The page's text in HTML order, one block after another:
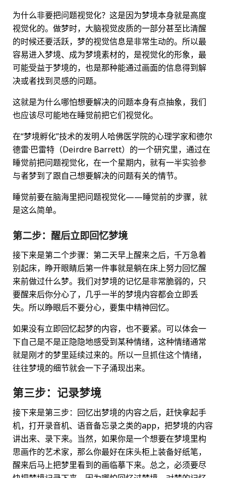
为什么非要把问题视觉化？这是因为梦境本身就是高度
视觉化的。做梦时，大脑视觉皮质的一部分甚至比清醒
的时候还要活跃，梦的视觉信息是非常生动的。所以最
容易进入梦境、成为梦境素材的，是视觉化的形象，最
可能受益于梦境的，也是那种能通过画面的信息得到解
决或者找到灵感的问题。
这就是为什么哪怕想要解决的问题本身有点抽象，我们
也应该尽可能地在睡觉前把它们视觉化。
在“梦境孵化”技术的发明人哈佛医学院的心理学家和德尔
德雷·巴雷特（Deirdre Barrett）的一个研究里，通过在
睡觉前把问题视觉化，在一个星期内，就有一半实验参
与者梦到了跟自己想要解决的问题有关的情节。
睡觉前要在脑海里把问题视觉化——睡觉前的步骤，就
是这么简单。
第二步：醒后立即回忆梦境
接下来是第二个步骤：第二天早上醒来之后，千万急着
别起床，睁开眼睛后第一件事就是躺在床上努力回忆醒
来前做过什么梦。我们对梦境的记忆是非常脆弱的，只
要醒来后你分心了，几乎一半的梦境内容都会立即丢
失。所以睁眼后不要分心，要集中精神回忆。
如果没有立即回忆起梦的内容，也不要紧。可以体会一
下自己是不是正隐隐地感受到某种情绪，这种情绪通常
就是刚才的梦里延续过来的。所以一旦抓住这个情绪，
往往梦境的细节就会一下子涌现出来。
第三步：记录梦境
接下来是第三步：回忆出梦境的内容之后，赶快拿起手
机，打开录音机、语音备忘录之类的app，把梦境的内容
讲出来、录下来。当然，如果你是一个想要在梦境里构
思画作的艺术家，那么你最好在床头柜上装备好纸笔，
醒来后马上把梦里看到的画临摹下来。总之，必须要尽